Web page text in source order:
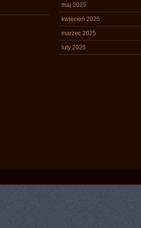
maj 2025
kwiecień 2025
marzec 2025
luty 2025